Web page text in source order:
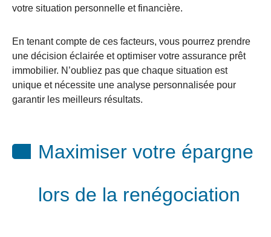
votre situation personnelle et financière.
En tenant compte de ces facteurs, vous pourrez prendre
une décision éclairée et optimiser votre assurance prêt
immobilier. N’oubliez pas que chaque situation est
unique et nécessite une analyse personnalisée pour
garantir les meilleurs résultats.
Maximiser votre épargne
lors de la renégociation